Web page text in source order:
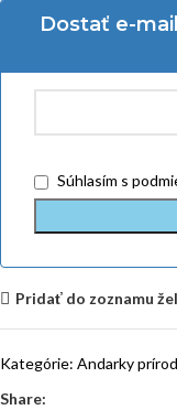
Dostať e-
Súhlasím s
Pridať do zoznamu
Kategórie: Andarky
Share: